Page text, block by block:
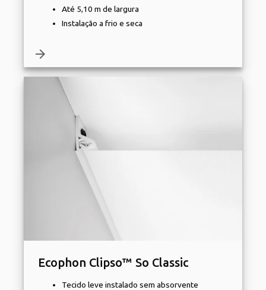
Até 5,10 m de largura
Instalação a frio e seca
arrow_forward
Ecophon Clipso™ So Classic
Tecido leve instalado sem absorvente